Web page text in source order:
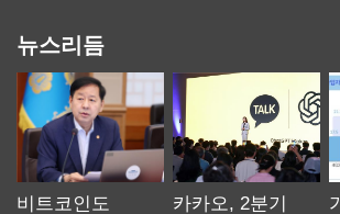
뉴스리듬
비트코인도
카카오, 2분기